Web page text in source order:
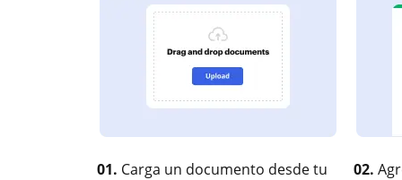
01. Carga un documento desde tu
02.